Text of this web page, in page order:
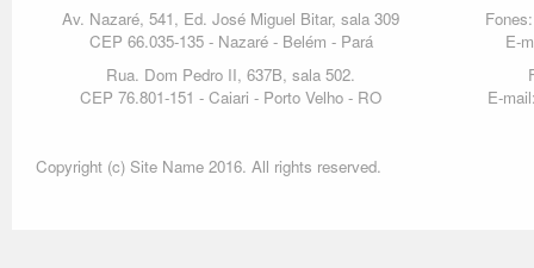
Av. Nazaré, 541, Ed. José Miguel Bitar, sala 309
CEP 66.035-135 - Nazaré - Belém - Pará
E-
Rua. Dom Pedro II, 637B, sala 502.
CEP 76.801-151 - Caiari - Porto Velho - RO
E-
Copyright (c) Site Name 2016. All rights reserved.